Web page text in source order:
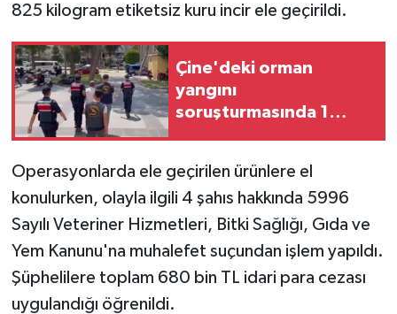
825 kilogram etiketsiz kuru incir ele geçirildi.
Çine'deki orman
yangını
soruşturmasında 1
Operasyonlarda ele geçirilen ürünlere el
konulurken, olayla ilgili 4 şahıs hakkında 5996
Sayılı Veteriner Hizmetleri, Bitki Sağlığı, Gıda ve
Yem Kanunu'na muhalefet suçundan işlem yapıldı.
Şüphelilere toplam 680 bin TL idari para cezası
uygulandığı öğrenildi.